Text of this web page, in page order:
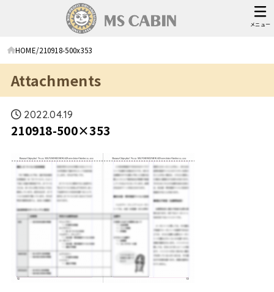
メニュー
HOME 210918-500x353
Attachments
2022.04.19
210918-500×353